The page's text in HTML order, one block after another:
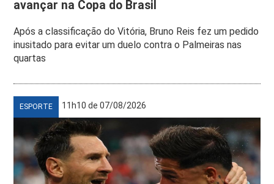
avançar na Copa do Brasil
Após a classificação do Vitória, Bruno Reis fez um pedido
inusitado para evitar um duelo contra o Palmeiras nas
quartas
ESPORTE 11h10 de 07/08/2026